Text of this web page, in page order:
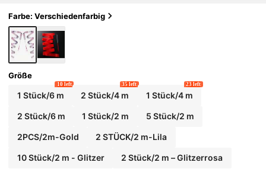
Farbe: Verschiedenfarbig
Größe
1 Stück/6 m
10 left
2 Stück/4 m
35 left
1 Stück/4 m
23 left
2 Stück/6 m 1 Stück/2 m 5 Stück/2 m
2PCS/2m-Gold 2 STÜCK/2 m-Lila
10 Stück/2 m - Glitzer 2 Stück/2 m – Glitzerrosa